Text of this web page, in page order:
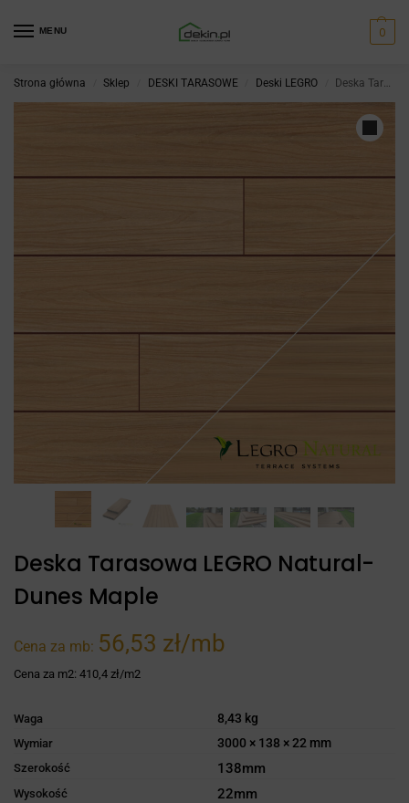
MENU 0
Strona główna Sklep DESKI TARASOWE Deski LEGRO Deska Tarasowa LEGRO Natural-Dunes Maple
Deska Tarasowa LEGRO Natural-
Dunes Maple
Cena za mb: 56,53 zł/mb
Cena za m2: 410,4 zł/m2
Waga 8,43 kg
Wymiar 3000 × 138 × 22 mm
Szerokość 138mm
Wysokość 22mm